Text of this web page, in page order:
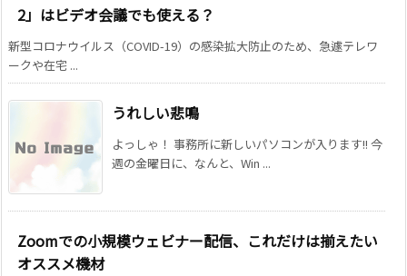
2」はビデオ会議でも使える？
新型コロナウイルス（COVID-19）の感染拡大防止のため、急遽テレワ
ークや在宅 ...
うれしい悲鳴
よっしゃ！ 事務所に新しいパソコンが入ります!! 今
週の金曜日に、なんと、Win ...
Zoomでの小規模ウェビナー配信、これだけは揃えたい
オススメ機材